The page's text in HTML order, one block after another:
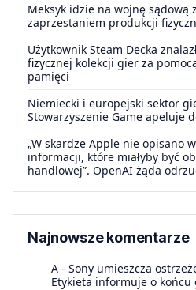
Meksyk idzie na wojnę sądową
zaprzestaniem produkcji
Użytkownik Steam Decka
fizycznej kolekcji gier za
pamięci
Niemiecki i europejski sektor
Stowarzyszenie Game apeluje
„W skardze Apple nie opisano
informacji, które miałyby być
handlowej”. OpenAI żąda
Najnowsze komentarze
A - Sony umieszcza
Etykieta informuje o końcu